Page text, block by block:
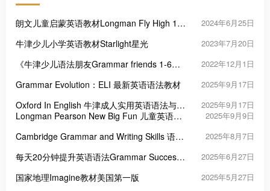
朗文儿童启蒙英语教材Longman Fly High 1-4
2024年6月25日
牛津少儿小学英语教材Starlight星光 2023年7月20日
《牛津少儿语法朋友Grammar friends 1-6》
2022年12月1日
Grammar Evolution：ELI 最新英语语法教材 2025年9月17日
Oxford In English 牛津成人实用英语语法与词
汇教材
2025年9月17日
Longman Pearson New Big Fun 儿童英语启
2025年9月9日
Cambridge Grammar and Writing Skills 语法
2025年8月7日
每天20分钟提升英语语法Grammar Success
2025年6月27日
国家地理Imagine教材美国第一版 2025年5月27日